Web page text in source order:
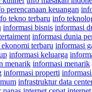
perencanaan keuangan
tekno terbaru info
informasi bisnis informasi
informasi dunia
terbaru informasi
informasi keluarga
menarik informasi menarik
informasi properti
infrastruktur data